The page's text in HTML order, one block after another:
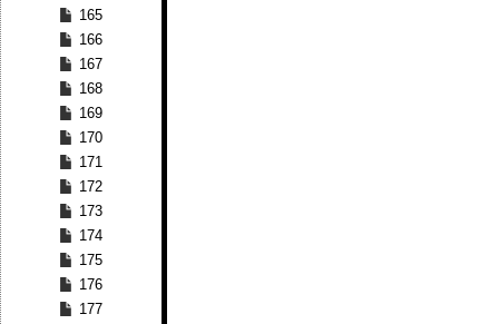
165
166
167
168
169
170
171
172
173
174
175
176
177